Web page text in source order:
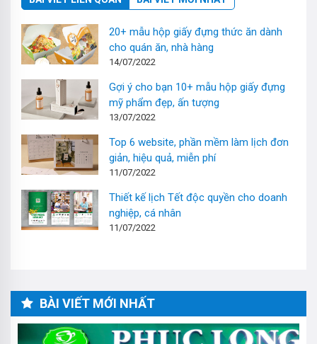
20+ mẫu hộp giấy đựng thức ăn dành
cho quán ăn, nhà hàng
14/07/2022
Gợi ý cho bạn 10+ mẫu hộp giấy đựng
mỹ phẩm đẹp, ấn tượng
13/07/2022
Top 6 website, phần mềm làm lịch đơn
giản, hiệu quả, miễn phí
11/07/2022
Thiết kế lịch Tết độc quyền cho doanh
nghiệp, cá nhân
11/07/2022
BÀI VIẾT MỚI NHẤT